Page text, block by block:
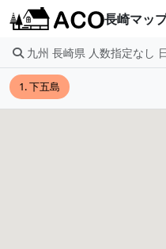
長崎マッ
九州 長崎県 人数指定なし
1. 下五島